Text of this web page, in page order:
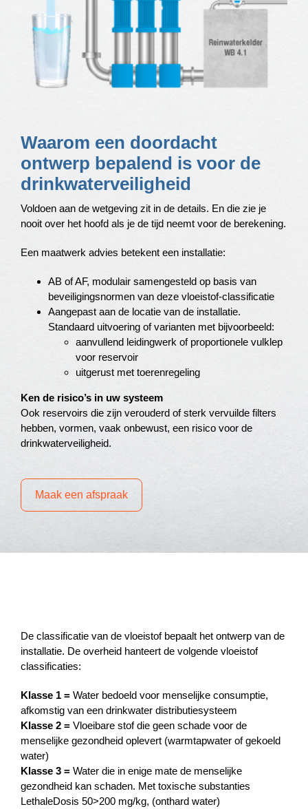
Waarom een doordacht
ontwerp bepalend is voor de
drinkwaterveiligheid
Voldoen aan de wetgeving zit in de details. En die zie je
nooit over het hoofd als je de tijd neemt voor de berekening.
Een maatwerk advies betekent een installatie:
AB of AF, modulair samengesteld op basis van
beveiligingsnormen van deze vloeistof-classificatie
Aangepast aan de locatie van de installatie.
Standaard uitvoering of varianten met bijvoorbeeld:
aanvullend leidingwerk of proportionele vulklep
voor reservoir
uitgerust met toerenregeling
Ken de risico’s in uw systeem
Ook reservoirs die zijn verouderd of sterk vervuilde filters
hebben, vormen, vaak onbewust, een risico voor de
drinkwaterveiligheid.
Maak een afspraak
De classificatie van de vloeistof bepaalt het ontwerp van de
installatie. De overheid hanteert de volgende vloeistof
classificaties:
Klasse 1 = Water bedoeld voor menselijke consumptie,
afkomstig van een drinkwater distributiesysteem
Klasse 2 =Vloeibare stof die geen schade voor de
menselijke gezondheid oplevert (warmtapwater of gekoeld
water)
Klasse 3 =Water die in enige mate de menselijke
gezondheid kan schaden. Met toxische substanties
LethaleDosis 50>200 mg/kg, (onthard water)